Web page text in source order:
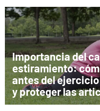
Importancia del
estiramiento:
antes del
y proteger las